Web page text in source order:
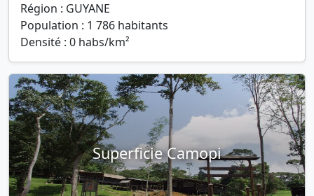
Région : GUYANE
Population : 1 786 habitants
Densité : 0 habs/km²
Superficie Camopi